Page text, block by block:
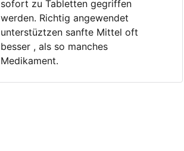
sofort zu Tabletten gegriffen
werden. Richtig angewendet
unterstüztzen sanfte Mittel oft
besser , als so manches
Medikament.